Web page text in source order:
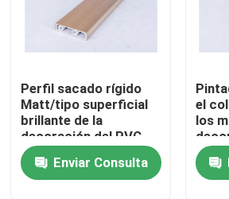
Recorrido por la fábrica
Control de calidad
Contacta con nosotros
Perfil sacado rígido
Matt/tipo superficial
brillante de la
decoración del PVC
opcional
Enviar Consulta
el
los